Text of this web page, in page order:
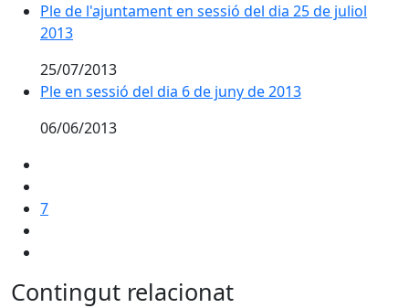
Ple de l'ajuntament en sessió del dia 25 de juliol
2013
25/07/2013
Ple en sessió del dia 6 de juny de 2013
06/06/2013
7
Contingut relacionat